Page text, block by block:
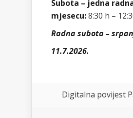
Subota – jedna
mjesecu:8:30 h –
Radna subota –
11.7.2026.
Digitalna povijest